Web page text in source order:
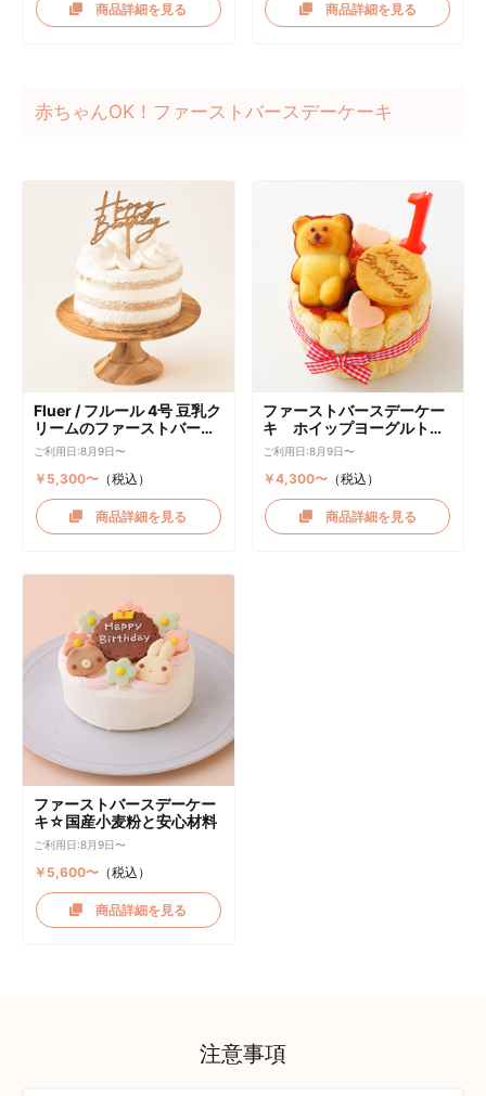
商品詳細を見る 商品詳細を見る
赤ちゃんOK！ファーストバースデーケーキ
Fluer / フルール 4号 豆乳ク
リームのファーストバース
デーケーキ ケーキトッパー
付き
ご利用日:8月9日〜
￥5,300〜（税込）
商品詳細を見る
ファーストバースデーケー
キ ホイップヨーグルトク
リーム
ご利用日:8月9日〜
￥4,300〜 （税込）
商品詳細を見る
ファーストバースデーケー
キ☆国産小麦粉と安心材料
ご利用日:8月9日〜
￥5,600〜（税込）
商品詳細を見る
注意事項